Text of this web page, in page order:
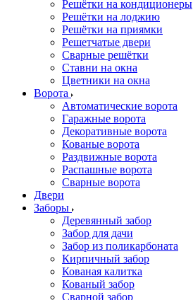
Решётки на кондиционеры
Решётки на лоджию
Решётки на приямки
Решетчатые двери
Сварные решётки
Ставни на окна
Цветники на окна
Ворота
Автоматические ворота
Гаражные ворота
Декоративные ворота
Кованые ворота
Раздвижные ворота
Распашные ворота
Сварные ворота
Двери
Заборы
Деревянный забор
Забор для дачи
Забор из поликарбоната
Кирпичный забор
Кованая калитка
Кованый забор
Сварной забор